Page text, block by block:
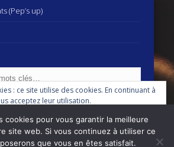
(Pep’s up)
: ce site utilise des cookies. En continuant à
acceptez leur utilisation.
sur la façon de contrôler les cookies,
aux cookies
cookies pour vous garantir la meilleure
site web. Si vous continuez à utiliser ce
que vous en êtes satisfait.